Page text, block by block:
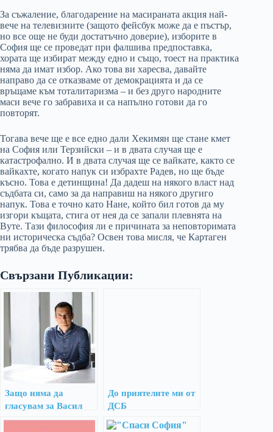
За съжаление, благодарение на масираната акция най-
вече на телевизиите (защото фейсбук може да е пъстър,
но все още не буди достатъчно доверие), изборите в
София ще се проведат при фалшива предпоставка,
хората ще избират между едно и също, тоест на практика
няма да имат избор. Ако това ви харесва, давайте
направо да се отказваме от демокрацията и да се
връщаме към тоталитаризма – и без друго народните
маси вече го забравиха и са напълно готови да го
повторят.
Тогава вече ще е все едно дали Хекимян ще стане кмет
на София или Терзийски – и в двата случая ще е
катастрофално. И в двата случая ще се вайкате, както се
вайкахте, когато напук си избрахте Радев, но ще бъде
късно. Това е детинщина! Да дадеш на някого власт над
съдбата си, само за да направиш на някого другиго
напук. Това е точно като Нане, който бил готов да му
изгори къщата, стига от нея да се запали плевнята на
Вуте. Тази философия ли е причината за неповторимата
ни историческа съдба? Освен това мисля, че Картаген
трябва да бъде разрушен.
Свързани Публикации:
Защо няма да
гласувам за Васил
Терзиев
До приятелите ми от
ДСБ